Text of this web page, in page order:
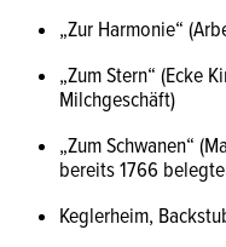
„Zur Harmonie“
„Zum Stern“ (Ecke
Milchgeschäft)
„Zum Schwanen“
bereits 1766
Keglerheim,